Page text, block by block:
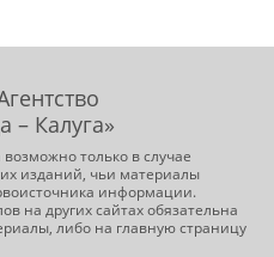
– Калуга»
только в случае
изданий, чьи материалы
информации.
на других сайтах обязательна
либо на главную страницу